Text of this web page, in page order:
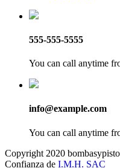
555-555-5555
You can call anytime
info@example.com
You can call anytime
Copyright 2020
Confianza de I.M.H. SAC